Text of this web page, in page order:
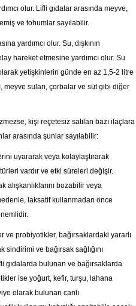
olur. Lifli gıdalar arasında meyve,
ve tohumlar sayılabilir.
yardımcı olur. Su, dışkının
hareket etmesine yardımcı olur. Su
yetişkinlerin günde en az 1,5-2 litre
meyve suları, çorbalar ve süt gibi diğer
kişi reçetesiz satılan bazı ilaçlara
arasında şunlar sayılabilir:
uyararak veya kolaylaştırarak
türleri vardır ve etki süreleri değişir.
alışkanlıklarını bozabilir veya
laksatif kullanmadan önce
probiyotikler, bağırsaklardaki yararlı
sindirimi ve bağırsak sağlığını
gıdalarda bulunan ve bağırsaklarda
ise yoğurt, kefir, turşu, lahana
olarak bulunan canlı